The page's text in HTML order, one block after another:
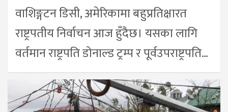
वाशिङ्गटन डिसी, अमेरिकामा बहुप्रतिक्षारत
राष्ट्रपतीय निर्वाचन आज हुँदैछ। यसका लागि
वर्तमान राष्ट्रपति डोनाल्ड ट्रम्प र पूर्वउपराष्ट्रपति…